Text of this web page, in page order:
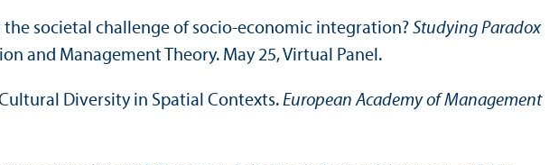
the societal challenge of socio-economic integration? Studying Paradox
and Management Theory. May 25, Virtual Panel.
Diversity in Spatial Contexts. European Academy of Management